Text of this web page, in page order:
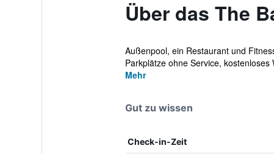
Über das The
Außenpool, ein Restaurant und
Parkplätze ohne Service, kostenloses
Mehr
Gut zu wissen
Check-in-Zeit